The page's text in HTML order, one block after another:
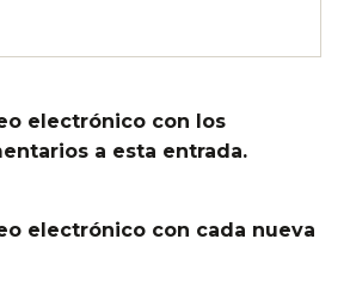
electrónico con los
a esta entrada.
electrónico con cada nueva